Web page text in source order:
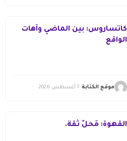
كاتساروس: بين الماضي وآهات
الواقع
موقع الكتابة 7 أغسطس 2026
القهوة: مَحلُّ ثقة.